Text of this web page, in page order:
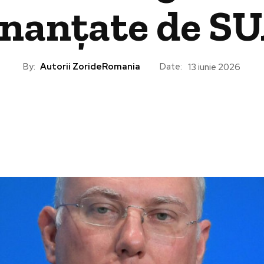
de
By: Autorii ZorideRomania Date: 13 iunie 2026